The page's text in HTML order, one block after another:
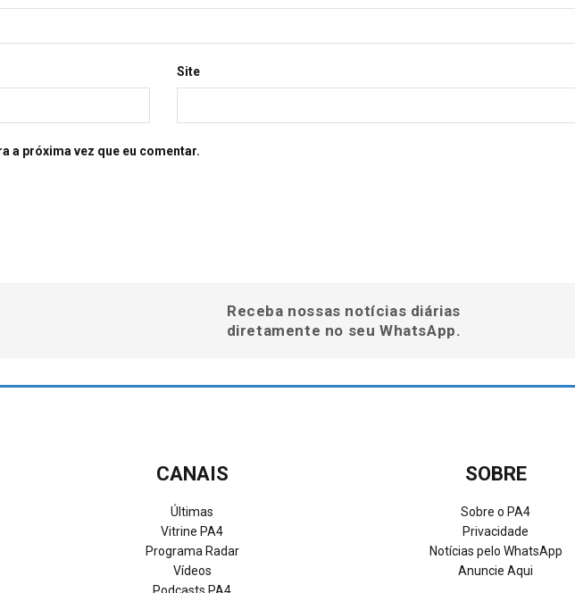
Site
a próxima vez que eu comentar.
Receba nossas notícias diárias
diretamente no seu WhatsApp.
CANAIS
Últimas
Vitrine PA4
Programa Radar
Vídeos
SOBRE
Sobre o PA4
Privacidade
Notícias pelo WhatsApp
Anuncie Aqui